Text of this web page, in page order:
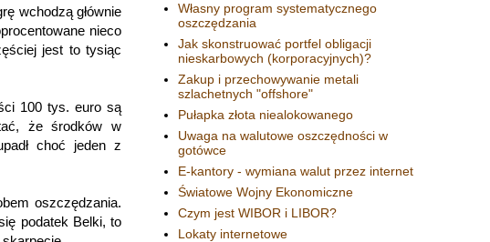
wchodzą głównie
nieco
jest to tysiąc
100 tys. euro są
że środków w
choć jeden z
oszczędzania.
podatek Belki, to
Własny program systematycznego
oszczędzania
Jak skonstruować portfel obligacji
nieskarbowych (korporacyjnych)?
Zakup i przechowywanie metali
szlachetnych "offshore"
Pułapka złota niealokowanego
Uwaga na walutowe oszczędności w
gotówce
E-kantory - wymiana walut przez internet
Światowe Wojny Ekonomiczne
Czym jest WIBOR i LIBOR?
Lokaty internetowe